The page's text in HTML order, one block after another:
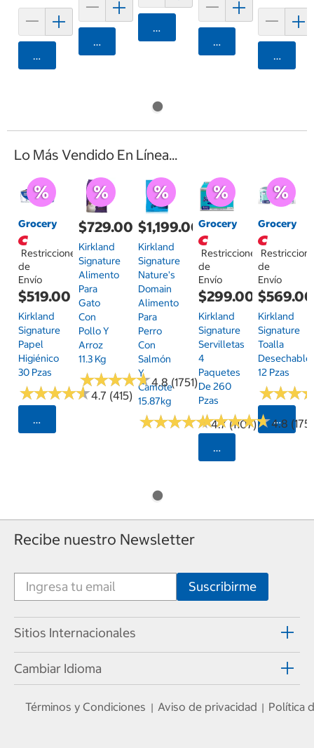
Agregar
Agregar
Agregar
Agregar
Lo Más Vendido En Línea...
Grocery
Restricciones
de
Envío
$519.00
Kirkland
Signature
Papel
Higiénico
30 Pzas
★★★★★
★★★★★4.7 (415)
Seleccionar Código Postal
$729.00
Kirkland
Signature
Alimento
Para
Gato
Con
Pollo Y
Arroz
11.3 Kg
★★★★★
★★★★★4.8 (1751)
$1,199.00
Kirkland
Signature
Nature's
Domain
Alimento
Para
Perro
Con
Salmón
Y
Camote
15.87kg
★★★★★
★★★★★4.7 (1107)
Grocery
Restricciones
de
Envío
$299.00
Kirkland
Signature
Servilletas
4
Paquetes
De 260
Pzas
★★★★★
★★★★★4.8 (175)
Seleccionar
Grocery
de
Envío
$569.00
Kirkland
Signature
Toalla
Desechable
12 Pzas
★★★
★★★
Recibe nuestro Newsletter
Sitios Internacionales
Cambiar Idioma
Términos y Condiciones | Aviso de privacidad | Política